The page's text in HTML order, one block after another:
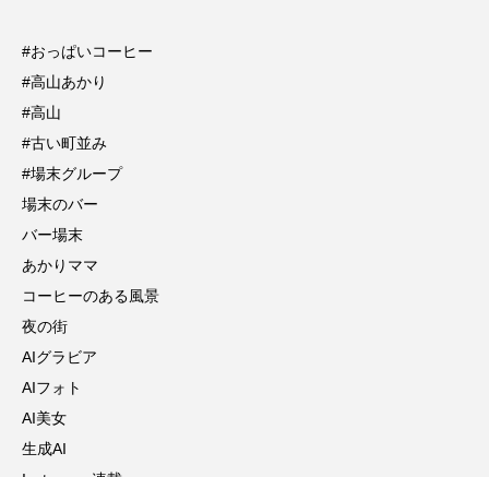
#おっぱいコーヒー
#高山あかり
#高山
#古い町並み
#場末グループ
場末のバー
バー場末
あかりママ
コーヒーのある風景
夜の街
AIグラビア
AIフォト
AI美女
生成AI